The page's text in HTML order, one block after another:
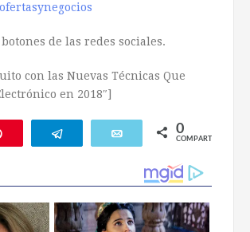
de las redes sociales.
con las Nuevas Técnicas Que
en 2018″]
Telegram Email 0
COMPARTIR